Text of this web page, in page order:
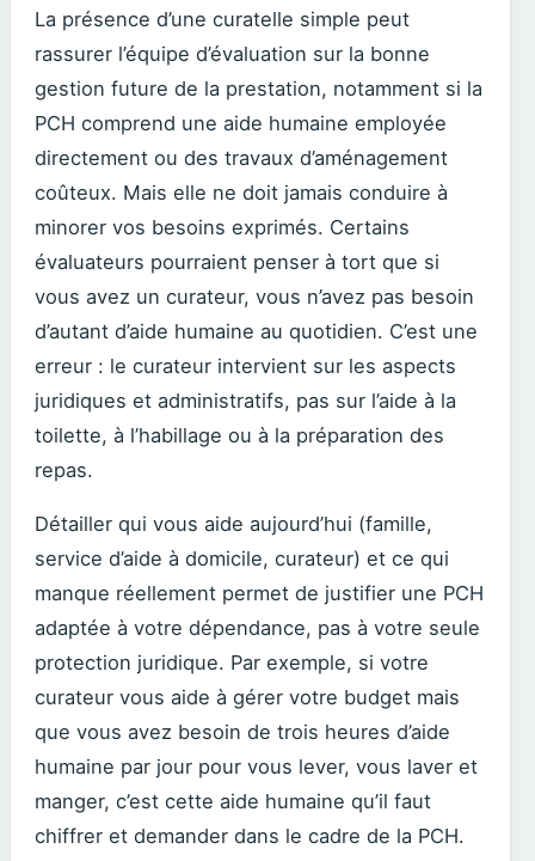
La présence d’une curatelle simple peut
rassurer l’équipe d’évaluation sur la bonne
gestion future de la prestation, notamment si la
PCH comprend une aide humaine employée
directement ou des travaux d’aménagement
coûteux. Mais elle ne doit jamais conduire à
minorer vos besoins exprimés. Certains
évaluateurs pourraient penser à tort que si
vous avez un curateur, vous n’avez pas besoin
d’autant d’aide humaine au quotidien. C’est une
erreur : le curateur intervient sur les aspects
juridiques et administratifs, pas sur l’aide à la
toilette, à l’habillage ou à la préparation des
repas.
Détailler qui vous aide aujourd’hui (famille,
service d’aide à domicile, curateur) et ce qui
manque réellement permet de justifier une PCH
adaptée à votre dépendance, pas à votre seule
protection juridique. Par exemple, si votre
curateur vous aide à gérer votre budget mais
que vous avez besoin de trois heures d’aide
humaine par jour pour vous lever, vous laver et
manger, c’est cette aide humaine qu’il faut
chiffrer et demander dans le cadre de la PCH.